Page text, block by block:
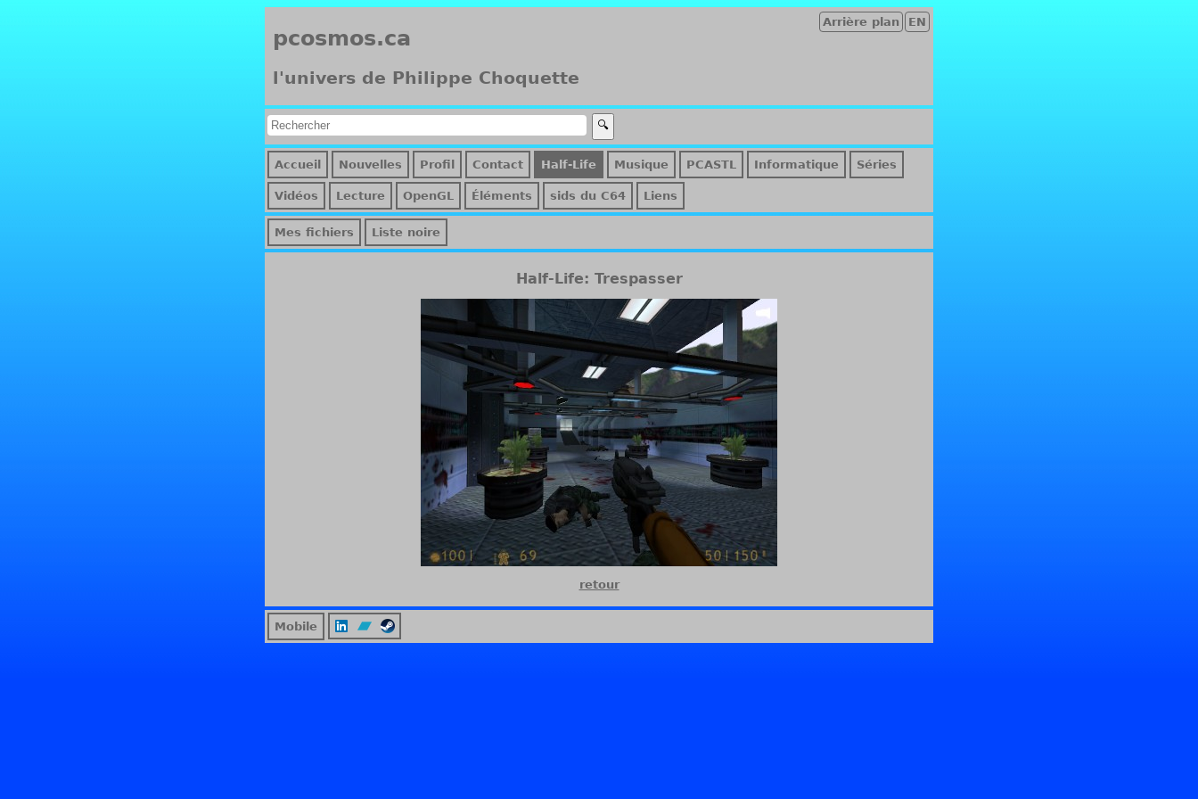
EN
Arrière plan
pcosmos.ca
l'univers de Philippe Choquette
Accueil Nouvelles Profil Contact Half-Life Musique PCASTL Informatique Séries
Vidéos Lecture OpenGL Éléments sids du C64 Liens
Mes fichiers Liste noire
Half-Life: Trespasser
retour
Mobile